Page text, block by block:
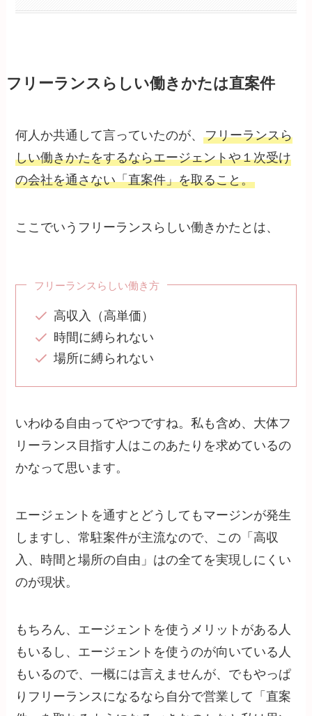
フリーランスらしい働きかたは直案件
何人か共通して言っていたのが、フリーランスら
しい働きかたをするならエージェントや１次受け
の会社を通さない「直案件」を取ること。
ここでいうフリーランスらしい働きかたとは、
フリーランスらしい働き方
高収入（高単価）
時間に縛られない
場所に縛られない
いわゆる自由ってやつですね。私も含め、大体フ
リーランス目指す人はこのあたりを求めているの
かなって思います。
エージェントを通すとどうしてもマージンが発生
しますし、常駐案件が主流なので、この「高収
入、時間と場所の自由」はの全てを実現しにくい
のが現状。
もちろん、エージェントを使うメリットがある人
もいるし、エージェントを使うのが向いている人
もいるので、一概には言えませんが、でもやっぱ
りフリーランスになるなら自分で営業して「直案